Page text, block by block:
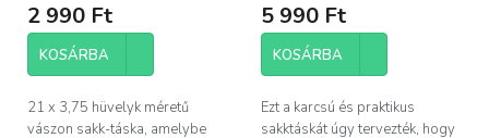
2 990 Ft
KOSÁRBA
21 x 3,75 hüvelyk méretű
vászon sakk-táska, amelybe
5 990 Ft
KOSÁRBA
Ezt a karcsú és praktikus
sakktáskát úgy tervezték, hogy